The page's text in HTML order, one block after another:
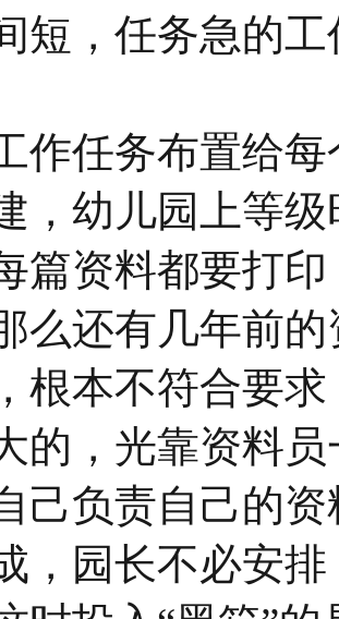
短，任务急的
作任务布置给
，幼儿园上等
篇资料都要打
么还有几年前
根本不符合要
的，光靠资料
己负责自己的
，园长不必安